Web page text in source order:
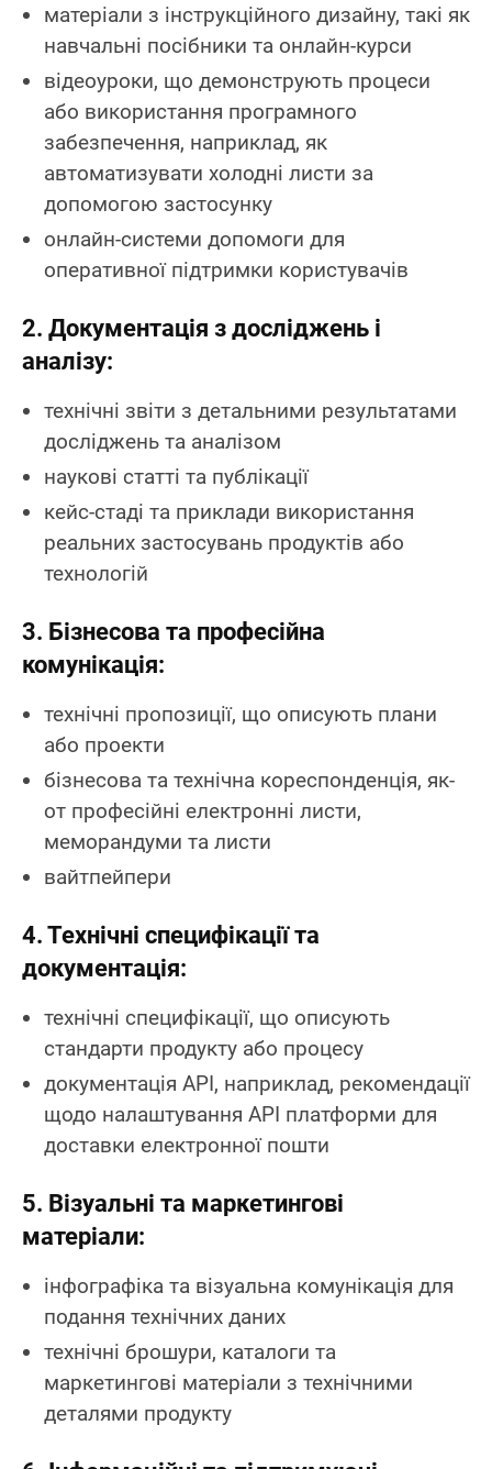
матеріали з інструкційного дизайну, такі як
навчальні посібники та онлайн-курси
відеоуроки, що демонструють процеси
або використання програмного
забезпечення, наприклад, як
автоматизувати холодні листи за
допомогою застосунку
онлайн-системи допомоги для
оперативної підтримки користувачів
2. Документація з досліджень і
аналізу:
технічні звіти з детальними результатами
досліджень та аналізом
наукові статті та публікації
кейс-стаді та приклади використання
реальних застосувань продуктів або
технологій
3. Бізнесова та професійна
комунікація:
технічні пропозиції, що описують плани
або проекти
бізнесова та технічна кореспонденція, як-
от професійні електронні листи,
меморандуми та листи
вайтпейпери
4. Технічні специфікації та
документація:
технічні специфікації, що описують
стандарти продукту або процесу
документація API, наприклад, рекомендації
щодо налаштування API платформи для
доставки електронної пошти
5. Візуальні та маркетингові
матеріали:
інфографіка та візуальна комунікація для
подання технічних даних
технічні брошури, каталоги та
маркетингові матеріали з технічними
деталями продукту